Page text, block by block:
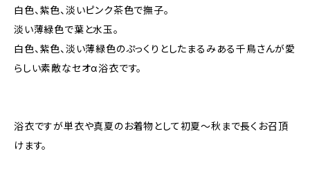
白色、紫色、淡いピンク茶色で撫子。
淡い薄緑色で葉と水玉。
白色、紫色、淡い薄緑色のぷっくりとしたまるみある千鳥さんが愛
らしい素敵なセオα浴衣です。
浴衣ですが単衣や真夏のお着物として初夏〜秋まで長くお召頂
けます。